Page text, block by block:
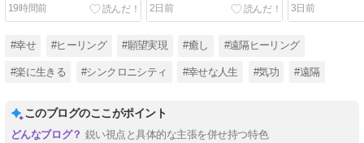
19時間前
2日前
3日前
#幸せ #ヒーリング #願望実現 #癒し #遠隔ヒーリング
#楽に生きる #シンクロニシティ #幸せな人生 #気功 #遠隔
このブログのここがポイント
鋭い視点と具体的な主張を併せ持つ特色